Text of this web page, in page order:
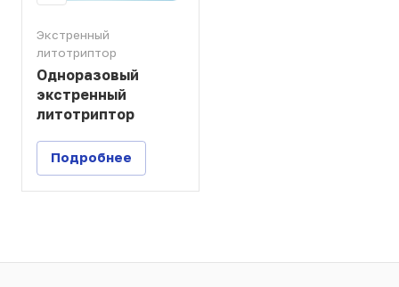
Экстренный
литотриптор
Одноразовый
экстренный
литотриптор
Подробнее